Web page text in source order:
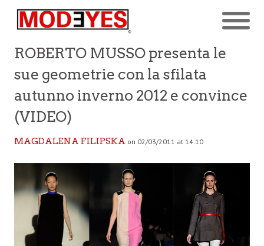
ROBERTO MUSSO presenta le
sue geometrie con la sfilata
autunno inverno 2012 e convince
(VIDEO)
MAGDALENA FILIPSKA on 02/03/2011 at 14:10